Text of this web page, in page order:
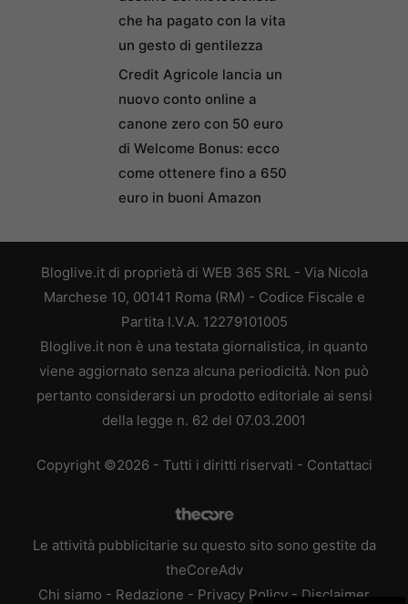
che ha pagato con la vita
un gesto di gentilezza
Credit Agricole lancia un
nuovo conto online a
canone zero con 50 euro
di Welcome Bonus: ecco
come ottenere fino a 650
euro in buoni Amazon
Bloglive.it di proprietà di WEB 365 SRL - Via Nicola
Marchese 10, 00141 Roma (RM) - Codice Fiscale e
Partita I.V.A. 12279101005
Bloglive.it non è una testata giornalistica, in quanto
viene aggiornato senza alcuna periodicità. Non può
pertanto considerarsi un prodotto editoriale ai sensi
della legge n. 62 del 07.03.2001
Copyright ©2026 - Tutti i diritti riservati - Contattaci
Le attività pubblicitarie su questo sito sono gestite da
theCoreAdv
Chi siamo - Redazione - Privacy Policy - Disclaimer